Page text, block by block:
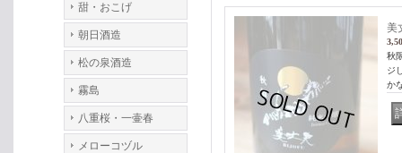
甜・おこげ
朝日酒造
松の泉酒造
霧島
八重桜・一壷春
メローコヅル
美
秋
ジ
か